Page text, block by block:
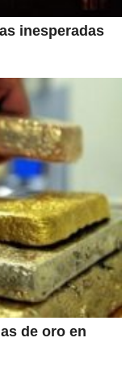
inesperadas
de oro en